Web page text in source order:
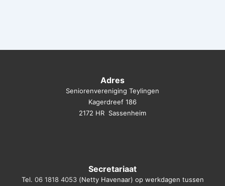
Adres
Seniorenvereniging Teylingen
Kagerdreef 186
2172 HR Sassenheim
Secretariaat
Tel. 06 1818 4053(Netty Havenaar) op werkdagen tussen